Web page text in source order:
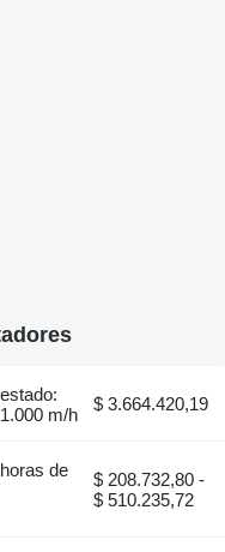
m/h
$ 3.664.420,19
de
$ 208.732,80 -
$ 510.235,72